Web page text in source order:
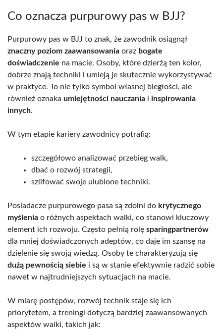
Co oznacza purpurowy pas w BJJ?
Purpurowy pas w BJJ to znak, że zawodnik osiągnął
znaczny poziom zaawansowania oraz bogate
doświadczenie na macie. Osoby, które dzierżą ten kolor,
dobrze znają techniki i umieją je skutecznie wykorzystywać
w praktyce. To nie tylko symbol własnej biegłości, ale
również oznaka umiejętności nauczania i inspirowania
innych.
W tym etapie kariery zawodnicy potrafią:
szczegółowo analizować przebieg walk,
dbać o rozwój strategii,
szlifować swoje ulubione techniki.
Posiadacze purpurowego pasa są zdolni do krytycznego
myślenia o różnych aspektach walki, co stanowi kluczowy
element ich rozwoju. Często pełnią rolę sparingpartnerów
dla mniej doświadczonych adeptów, co daje im szansę na
dzielenie się swoją wiedzą. Osoby te charakteryzują się
dużą pewnością siebie i są w stanie efektywnie radzić sobie
nawet w najtrudniejszych sytuacjach na macie.
W miarę postępów, rozwój technik staje się ich
priorytetem, a treningi dotyczą bardziej zaawansowanych
aspektów walki, takich jak: